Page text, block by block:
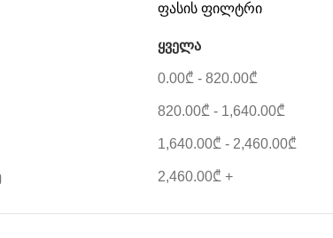
ფასის ფილტრი
ყველა
0.00₾ -820.00₾
820.00₾ - 1,640.00₾
1,640.00₾ - 2,460.00₾
2,460.00₾ +